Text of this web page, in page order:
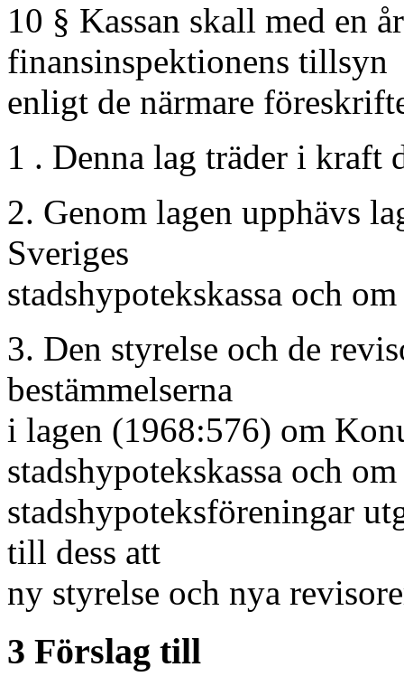
10 § Kassan skall med en
finansinspektionens tillsyn
enligt de närmare
1 . Denna lag träder i kraft
2. Genom lagen upphävs
Sveriges
stadshypotekskassa och
3. Den styrelse och de
bestämmelserna
i lagen (1968:576) om
stadshypotekskassa och om
stadshypoteksföreningar
till dess att
ny styrelse och nya
3 Förslag till